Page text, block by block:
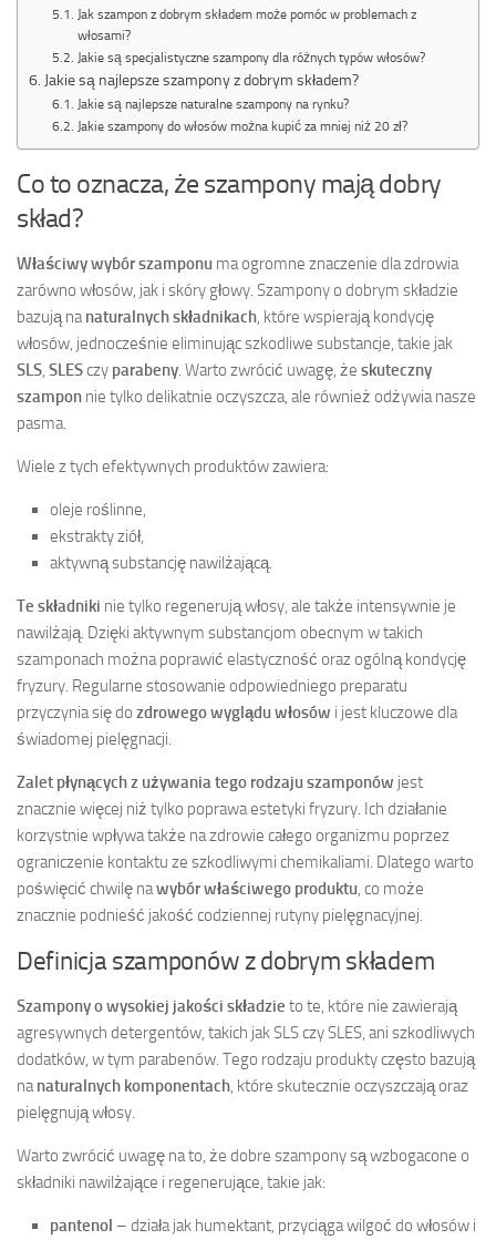
Jak szampon z dobrym składem może pomóc w problemach z
włosami?
Jakie są specjalistyczne szampony dla różnych typów włosów?
Jakie są najlepsze szampony z dobrym składem?
Jakie są najlepsze naturalne szampony na rynku?
Jakie szampony do włosów można kupić za mniej niż 20 zł?
Co to oznacza, że szampony mają dobry
skład?
Właściwy wybór szamponu ma ogromne znaczenie dla zdrowia
zarówno włosów, jak i skóry głowy. Szampony o dobrym składzie
bazują nanaturalnych składnikach, które wspierają kondycję
włosów, jednocześnie eliminując szkodliwe substancje, takie jak
SLS, SLESczy parabeny. Warto zwrócić uwagę, że skuteczny
szampon nie tylko delikatnie oczyszcza, ale również odżywia nasze
pasma.
Wiele z tych efektywnych produktów zawiera:
oleje roślinne,
ekstrakty ziół,
aktywną substancję nawilżającą.
Te składniki nie tylko regenerują włosy, ale także intensywnie je
nawilżają. Dzięki aktywnym substancjom obecnym w takich
szamponach można poprawić elastyczność oraz ogólną kondycję
fryzury. Regularne stosowanie odpowiedniego preparatu
przyczynia się do zdrowego wyglądu włosów i jest kluczowe dla
świadomej pielęgnacji.
Zalet płynących z używania tego rodzaju szamponów jest
znacznie więcej niż tylko poprawa estetyki fryzury. Ich działanie
korzystnie wpływa także na zdrowie całego organizmu poprzez
ograniczenie kontaktu ze szkodliwymi chemikaliami. Dlatego warto
poświęcić chwilę nawybór właściwego produktu, co może
znacznie podnieść jakość codziennej rutyny pielęgnacyjnej.
Definicja szamponów z dobrym składem
Szampony o wysokiej jakości składzie to te, które nie zawierają
agresywnych detergentów, takich jak SLS czy SLES, ani szkodliwych
dodatków, w tym parabenów. Tego rodzaju produkty często bazują
nanaturalnych komponentach, które skutecznie oczyszczają oraz
pielęgnują włosy.
Warto zwrócić uwagę na to, że dobre szampony są wzbogacone o
składniki nawilżające i regenerujące, takie jak:
pantenol – działa jak humektant, przyciąga wilgoć do włosów i